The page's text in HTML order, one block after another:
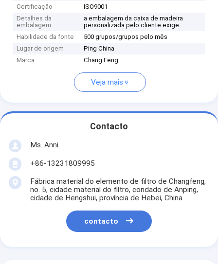
Certificação
ISO9001
Detalhes da
embalagem
a embalagem da caixa de madeira
personalizada pelo cliente exige
Habilidade da fonte
500 grupos/grupos pelo mês
Lugar de origem
Ping China
Marca
Chang Feng
Veja mais
Contacto
Ms. Anni
+86-13231809995
Fábrica material do elemento de filtro de Changfeng,
no. 5, cidade material do filtro, condado de Anping,
cidade de Hengshui, província de Hebei, China
contacto